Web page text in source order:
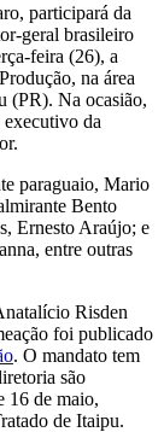
participará da
geral brasileiro
feira (26), a
na área
(PR). Na ocasião,
da
paraguaio, Mario
Bento
Ernesto Araújo; e
entre outras
Risden
foi publicado
. O mandato tem
são
16 de maio,
de Itaipu.